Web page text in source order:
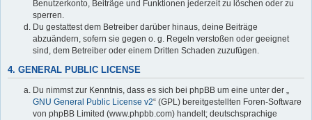
Benutzerkonto, Beiträge und Funktionen jederzeit zu löschen oder zu
sperren.
Du gestattest dem Betreiber darüber hinaus, deine Beiträge
abzuändern, sofern sie gegen o. g. Regeln verstoßen oder geeignet
sind, dem Betreiber oder einem Dritten Schaden zuzufügen.
4. GENERAL PUBLIC LICENSE
Du nimmst zur Kenntnis, dass es sich bei phpBB um eine unter der „
GNU General Public License v2“ (GPL) bereitgestellten Foren-Software
von phpBB Limited (www.phpbb.com) handelt; deutschsprachige